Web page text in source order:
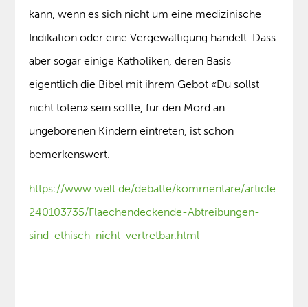
kann, wenn es sich nicht um eine medizinische
Indikation oder eine Vergewaltigung handelt. Dass
aber sogar einige Katholiken, deren Basis
eigentlich die Bibel mit ihrem Gebot «Du sollst
nicht töten» sein sollte, für den Mord an
ungeborenen Kindern eintreten, ist schon
bemerkenswert.
https://www.welt.de/debatte/kommentare/article
240103735/Flaechendeckende-Abtreibungen-
sind-ethisch-nicht-vertretbar.html